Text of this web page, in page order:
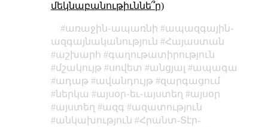
մեկնաբանութիւննե՞ր)
առաջին֊ապառնի
ապազգային֊
ազգայնականություն
Հայաստան
աշխարհ
գաղութատիրություն
մշակույթ
սովետ անցյալ
ապագա
ադաթ
ավանդույթ
զարգացում
ներկա
այսօր֊եւ֊այստեղ
այսօր
այստեղ
ազգ
ազատություն
անկախություն
Հրանտ-Տէր-